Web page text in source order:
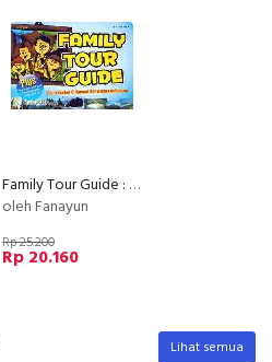
Family Tour Guide : Cara Huebat & Huemat Berwisata Keluarga
oleh Fanayun
Rp 25.200
Rp 20.160
Lihat semua